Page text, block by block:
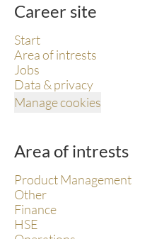
Career site
Start
Area of intrests
Jobs
Data & privacy
Manage cookies
Area of intrests
Product Management
Other
Finance
HSE